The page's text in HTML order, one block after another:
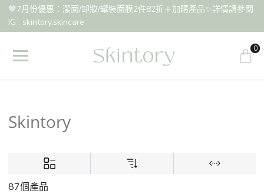
🤎7月份優惠：潔面/卸妝/罐裝面膜2件82折＋加購產品✨詳情請參閱
IG : skintory.skincare
0
Skintory
87個產品